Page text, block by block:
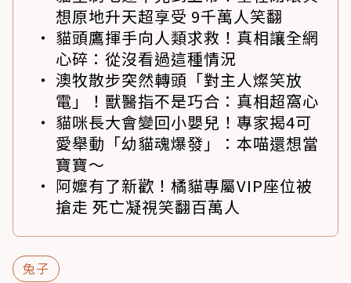
想原地升天超享受 9千萬人笑翻
貓頭鷹揮手向人類求救！真相讓全網
心碎：從沒看過這種情況
澳牧散步突然轉頭「對主人燦笑放
電」！獸醫指不是巧合：真相超窩心
貓咪長大會變回小嬰兒！專家揭4可
愛舉動「幼貓魂爆發」：本喵還想當
寶寶～
阿嬤有了新歡！橘貓專屬VIP座位被
搶走 死亡凝視笑翻百萬人
兔子